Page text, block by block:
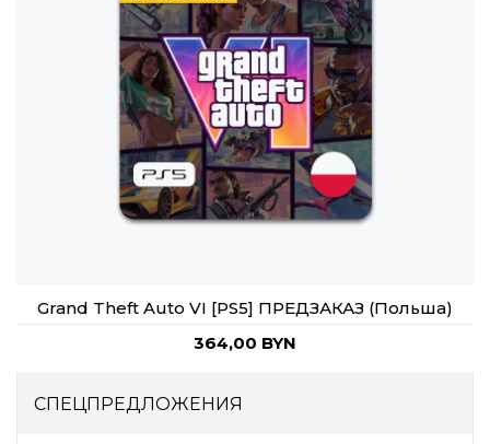
Grand Theft Auto VI [PS5] ПРЕДЗАКАЗ (Польша)
364,00 BYN
СПЕЦПРЕДЛОЖЕНИЯ